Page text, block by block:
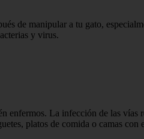
de manipular a tu gato,
y virus.
enfermos. La infección de las vías
platos de comida o camas con